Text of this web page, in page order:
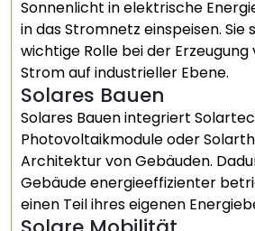
Sonnenlicht in elektrische
in das Stromnetz einspeisen. Sie
wichtige Rolle bei der
Strom auf industrieller Ebene.
Solares Bauen
Solares Bauen integriert
Photovoltaikmodule oder
Architektur von Gebäuden.
Gebäude energieeffizienter
einen Teil ihres eigenen